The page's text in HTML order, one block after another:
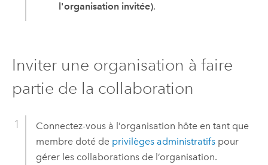
l'organisation invitée).
Inviter une organisation à faire
partie de la collaboration
Connectez-vous à l’organisation hôte en tant que
membre doté de privilèges administratifspour
gérer les collaborations de l’organisation.